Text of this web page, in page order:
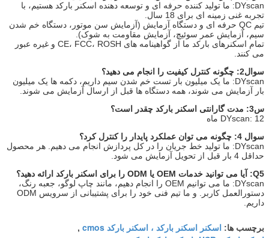
DYscan: ما تولید کننده حرفه ای و توسعه دهنده اسکنر بارکد هستیم، با
تجربه غنی زمینه ای برای 18 سال.
تیم QC حرفه ای و دستگاه آزمایش (آزمایش سن موتور، دستگاه خم شدن
سیم، آزمایش عمر سوئیچ، آزمایش مقاومت به شوک).
تمام اسکنرهای بارکد ما از گواهینامه های CE، FCC، ROSH و غیره عبور
می کنند.
سوال2: چگونه کنترل کیفیت را انجام می دهید؟
DYscan: ما یک میلیون بار تست خم شدن سیم داریم، دکمه ها یک میلیون
بار آزمایش می شوند، همه دستگاه ها قبل از ارسال آزمایش می شوند.
س3: مدت گارانتی اسکنر بارکد چقدر است؟
DYscan: 12 ماه
سوال 4: چگونه می توان عملکرد پایدار را کنترل کرد؟
DYscan: ما تولید خط جریان را در کل پردازش انجام می دهیم. هر محصول
حداقل 4 بار قبل از تحویل آزمایش می شود.
Q5: آیا می توانید خدمات OEM یا ODM را برای اسکنر بارکد ارائه دهید؟
DYscan: ما می توانیم OEM را انجام دهیم، مانند چاپ لوگو، جعبه رنگ،
دستورالعمل کاربر. و ما تیم فنی خود را برای پشتیبانی از سرویس ODM
داریم.
برچسب ها: اسکنر اسکنر بارکد ، اسکنر بارکد cmos ,